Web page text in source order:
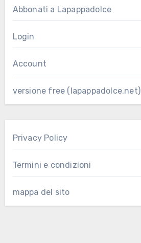
Abbonati a Lapappadolce
Login
Account
versione free (lapappadolce.net)
Privacy Policy
Termini e condizioni
mappa del sito